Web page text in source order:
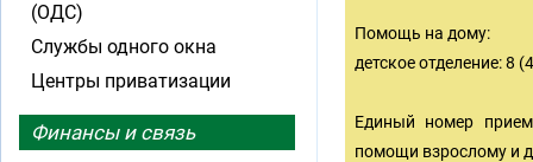
Помощь на дому:
детское отделение: 8
Единый номер
помощи взрослому и
(ОДС)
Службы одного окна
Центры приватизации
Финансы и связь